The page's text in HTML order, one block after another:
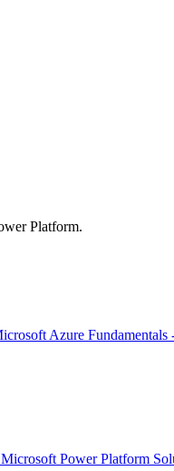
Platform.
Azure
Power Platform